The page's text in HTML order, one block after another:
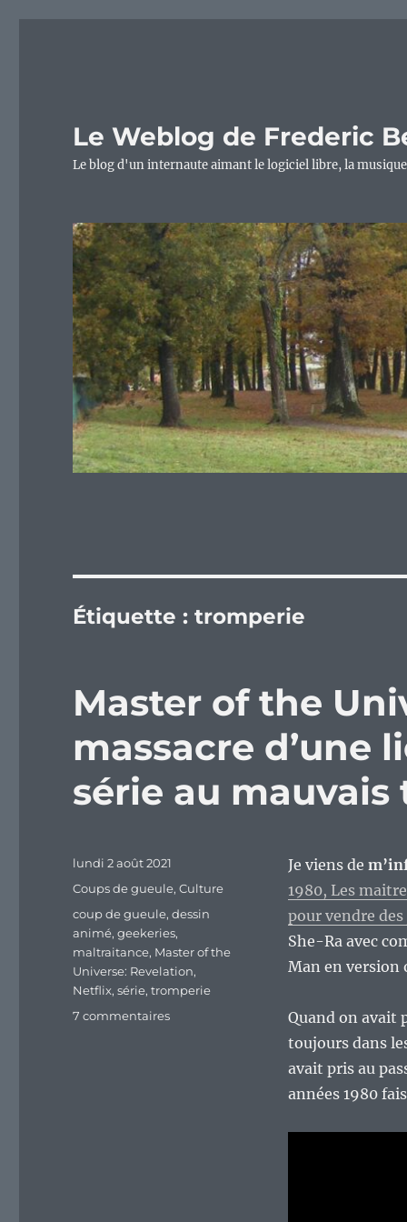
Le Weblog de Frederic
Le blog d'un internaute aimant le logiciel libre, la
Étiquette :tromperie
Master of the
massacre d’une
série au mauvais
Je viens de
1980, Les
pour vendre
She-Ra avec
Man en version
Quand on avait
toujours dans
avait pris au
années 1980
Publié
lundi 2 août 2021
Catégories
Coups de gueule,Culture
Étiquettes
coup de gueule,dessin
animé,geekeries,
maltraitance, Master of the
Universe: Revelation,
Netflix,série,tromperie
7 commentairessur